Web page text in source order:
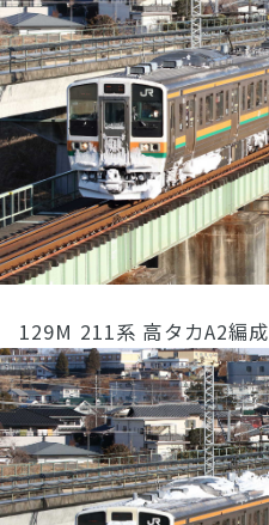
129M 211系 高タカA2編成